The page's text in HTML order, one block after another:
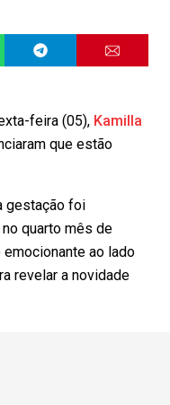
feira (05), Kamilla
que estão
gestação foi
quarto mês de
ao lado
revelar a novidade